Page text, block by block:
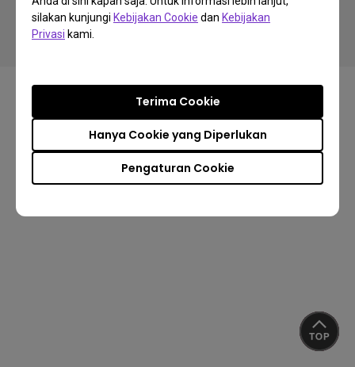
silakan kunjungi Kebijakan Cookie dan Kebijakan
Privasi kami.
Pengaturan Cookie
Hanya Cookie yang Diperlukan
Terima Cookie
Privacy Policy